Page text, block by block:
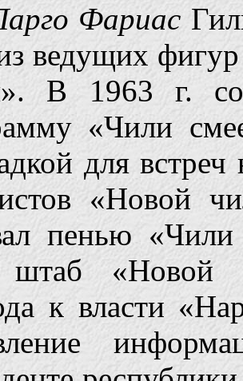
Фариас
ведущих
В 1963 г.
«Чили
для
«Новой
пенью
штаб «Новой
к власти